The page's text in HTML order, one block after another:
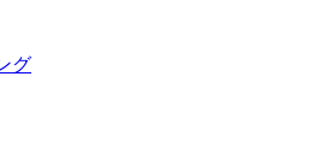
グ